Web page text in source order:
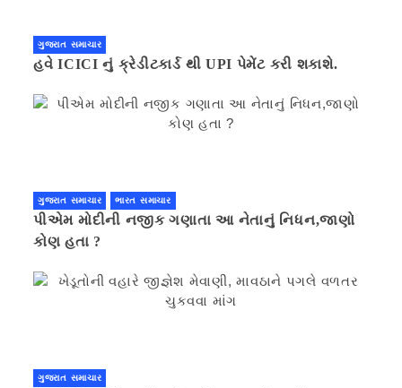
ગુજરાત સમાચાર
હવે ICICI નું ક્રેડીટકાર્ડ થી UPI પેમેંટ કરી શકાશે.
ગુજરાત સમાચાર ભારત સમાચાર
પીએમ મોદીની નજીક ગણાતા આ નેતાનું નિધન,જાણો
કોણ હતા ?
ગુજરાત સમાચાર